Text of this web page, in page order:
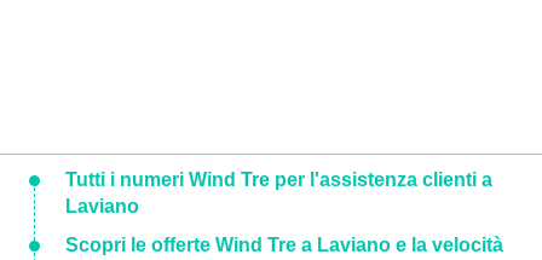
Tutti i numeri Wind Tre per l'assistenza clienti a
Laviano
Scopri le offerte Wind Tre a Laviano e la velocità